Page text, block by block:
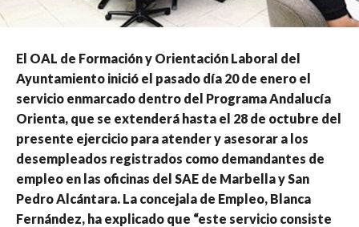
El OAL de Formación y Orientación Laboral del
Ayuntamiento inició el pasado día 20 de enero el
servicio enmarcado dentro del Programa Andalucía
Orienta, que se extenderá hasta el 28 de octubre del
presente ejercicio para atender y asesorar a los
desempleados registrados como demandantes de
empleo en las oficinas del SAE de Marbella y San
Pedro Alcántara. La concejala de Empleo, Blanca
Fernández, ha explicado que “este servicio consiste